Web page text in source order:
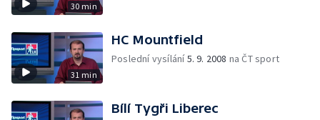
30 min
31 min
HC Mountfield
Poslední vysílání5. 9. 2008 na ČT sport
Bílí Tygři Liberec